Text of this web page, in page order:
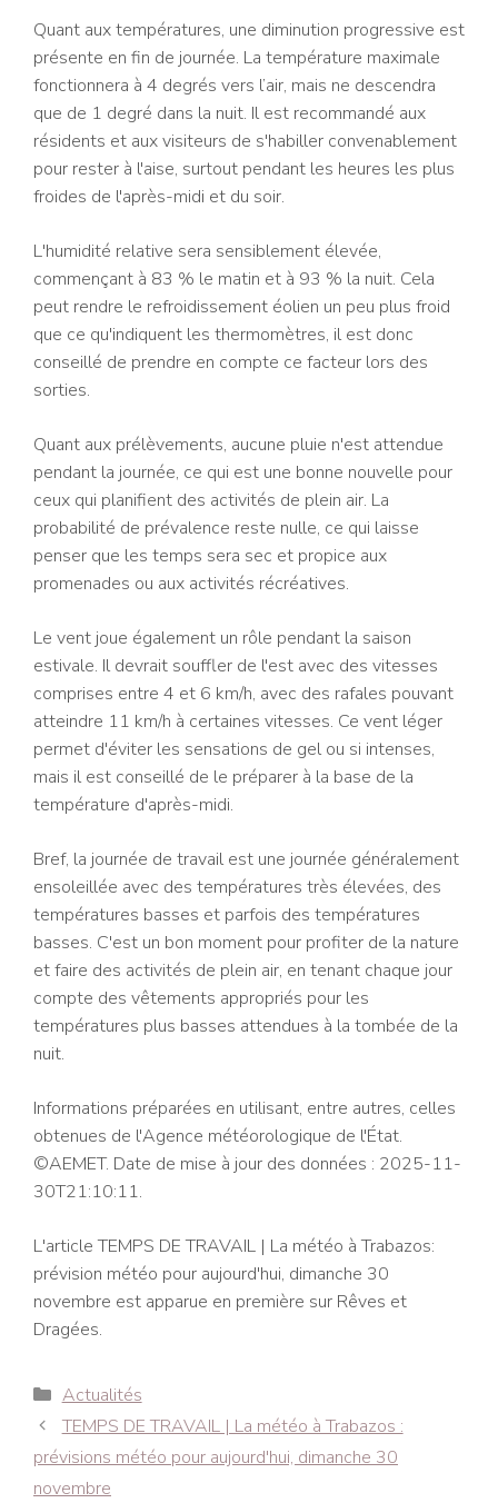
Quant aux températures, une diminution progressive est
présente en fin de journée. La température maximale
fonctionnera à 4 degrés vers l’air, mais ne descendra
que de 1 degré dans la nuit. Il est recommandé aux
résidents et aux visiteurs de s'habiller convenablement
pour rester à l'aise, surtout pendant les heures les plus
froides de l'après-midi et du soir.
L'humidité relative sera sensiblement élevée,
commençant à 83 % le matin et à 93 % la nuit. Cela
peut rendre le refroidissement éolien un peu plus froid
que ce qu'indiquent les thermomètres, il est donc
conseillé de prendre en compte ce facteur lors des
sorties.
Quant aux prélèvements, aucune pluie n'est attendue
pendant la journée, ce qui est une bonne nouvelle pour
ceux qui planifient des activités de plein air. La
probabilité de prévalence reste nulle, ce qui laisse
penser que les temps sera sec et propice aux
promenades ou aux activités récréatives.
Le vent joue également un rôle pendant la saison
estivale. Il devrait souffler de l'est avec des vitesses
comprises entre 4 et 6 km/h, avec des rafales pouvant
atteindre 11 km/h à certaines vitesses. Ce vent léger
permet d'éviter les sensations de gel ou si intenses,
mais il est conseillé de le préparer à la base de la
température d'après-midi.
Bref, la journée de travail est une journée généralement
ensoleillée avec des températures très élevées, des
températures basses et parfois des températures
basses. C'est un bon moment pour profiter de la nature
et faire des activités de plein air, en tenant chaque jour
compte des vêtements appropriés pour les
températures plus basses attendues à la tombée de la
nuit.
Informations préparées en utilisant, entre autres, celles
obtenues de l'Agence météorologique de l'État.
©AEMET. Date de mise à jour des données : 2025-11-
30T21:10:11.
L'article TEMPS DE TRAVAIL | La météo à Trabazos:
prévision météo pour aujourd'hui, dimanche 30
novembre est apparue en première sur Rêves et
Dragées.
Catégories
Actualités
Navigation
des
articles
TEMPS DE TRAVAIL | La météo à Trabazos :
prévisions météo pour aujourd'hui, dimanche 30
novembre